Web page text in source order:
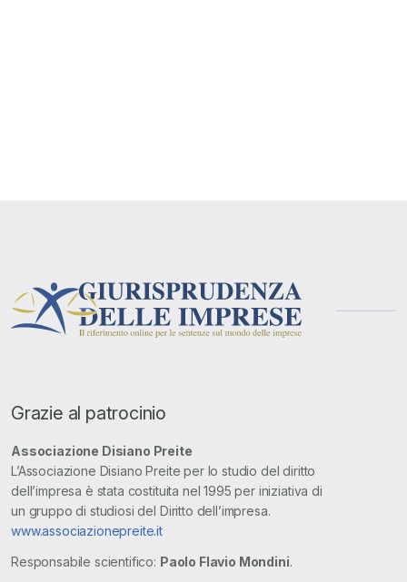
Grazie al patrocinio
Associazione Disiano Preite
L’Associazione Disiano Preite per lo studio del diritto
dell’impresa è stata costituita nel 1995 per iniziativa di
un gruppo di studiosi del Diritto dell’impresa.
www.associazionepreite.it
Responsabile scientifico: Paolo Flavio Mondini.